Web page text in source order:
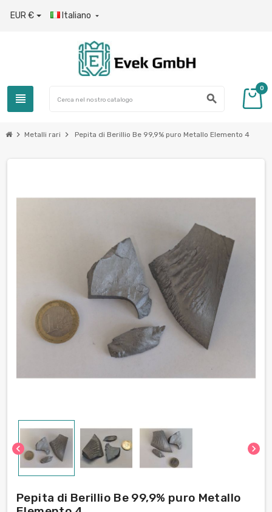
EUR € Italiano 
view_headline search
0
chevron_right Metalli rari chevron_right Pepita di Berillio Be 99,9% puro Metallo Elemento 4
chevron_left chevron_right
Pepita di Berillio Be 99,9% puro Metallo